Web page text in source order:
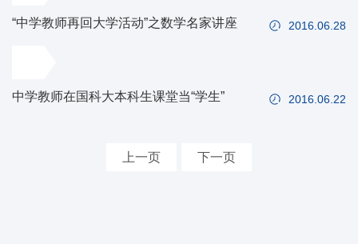
2016.06.28
“中学教师再回大学活动”之数学名家讲座
2016.06.22
中学教师在国科大本科生课堂当“学生”
上一页 下一页